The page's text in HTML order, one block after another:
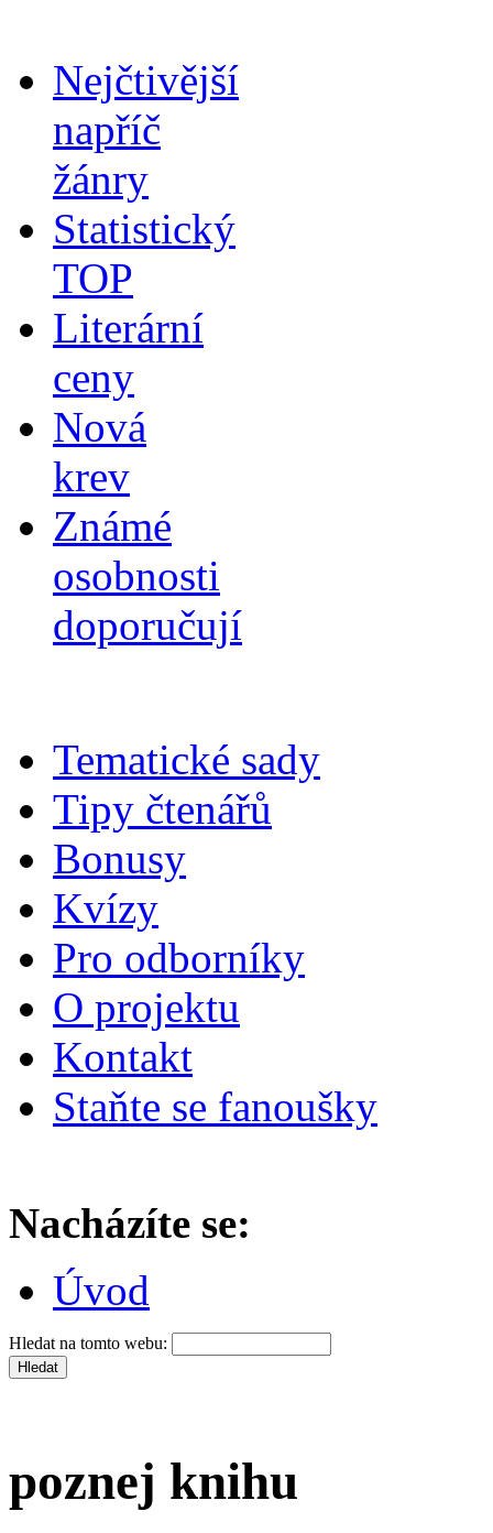
Nejčtivější
napříč
žánry
Statistický
TOP
Literární
ceny
Nová
krev
Známé
osobnosti
doporučují
Tematické sady
Tipy čtenářů
Bonusy
Kvízy
Pro odborníky
O projektu
Kontakt
Staňte se fanoušky
Nacházíte se:
Úvod
Hledat na tomto webu:
poznej knihu